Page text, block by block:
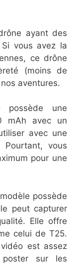
ayant des
vous avez la
ce drône
(moins de
aventures.
possède une
mAh avec un
avec une
vous
pour une
possède
peut capturer
Elle offre
celui de T25.
est assez
sur les